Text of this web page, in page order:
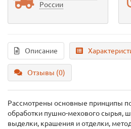
России
Описание
Отзывы (0)
Рассмотрены основные принципы
обработки пушно-мехового сырья,
выделки, крашения и отделки,